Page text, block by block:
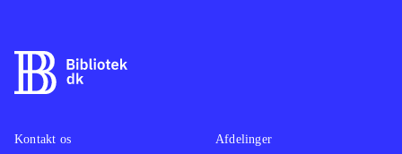
Opskrifterne er enkle og lette at gå
til. De fleste arbejder er oversize-
erfaring med at strikke
Kontakt os
Afdelinger